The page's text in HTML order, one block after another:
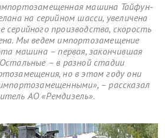
машина Тайфун-
на серийном шасси, увеличена
серийного производства, скорость
Мы ведем импортозамещение
машина – первая, закончившая
– в разной стадии
но в этом году они
– рассказал
АО «Ремдизель».